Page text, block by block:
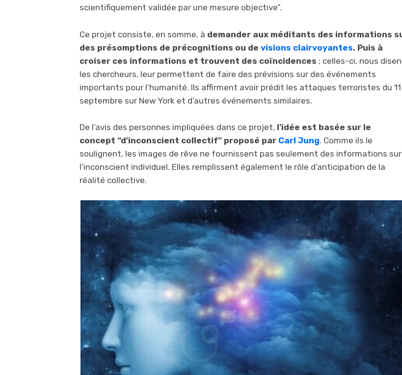
scientifiquement validée par une mesure objective”.
Ce projet consiste, en somme, à demander aux méditants des informations
des présomptions de précognitions ou de visions clairvoyantes. Puis à
croiser ces informations et trouvent des coïncidences ; celles-ci, nous
les chercheurs, leur permettent de faire des prévisions sur des événements
importants pour l’humanité. Ils affirment avoir prédit les attaques terroristes du 11
septembre sur New York et d’autres événements similaires.
De l’avis des personnes impliquées dans ce projet, l’idée est basée sur le
concept “d’inconscient collectif” proposé par Carl Jung. Comme ils le
soulignent, les images de rêve ne fournissent pas seulement des informations sur
l’inconscient individuel. Elles remplissent également le rôle d’anticipation de la
réalité collective.